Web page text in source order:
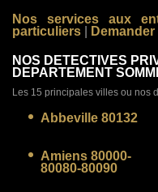
Nos services aux
particuliers
NOS DETECTIVES
DEPARTEMENT
Les 15 principales villes ou nos
Abbeville 80132
Amiens 80000-
80080-80090